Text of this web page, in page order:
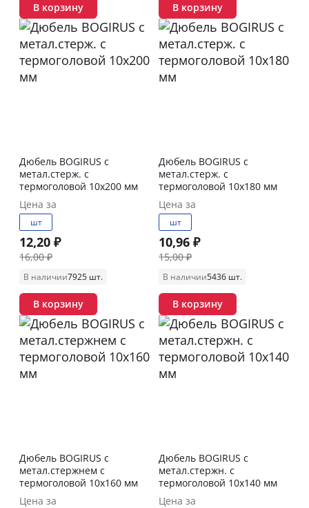
В корзину В корзину
Дюбель BOGIRUS с
метал.стерж. с
термоголовой 10х200 мм
Цена за
шт
12,20 ₽
16,00 ₽
В наличии7925 шт.
В корзину
Дюбель BOGIRUS с
метал.стерж. с
термоголовой 10х180 мм
Цена за
шт
10,96 ₽
15,00 ₽
В наличии5436 шт.
В корзину
Дюбель BOGIRUS с
метал.стержнем с
термоголовой 10х160 мм
Цена за
Дюбель BOGIRUS с
метал.стержн. с
термоголовой 10х140 мм
Цена за